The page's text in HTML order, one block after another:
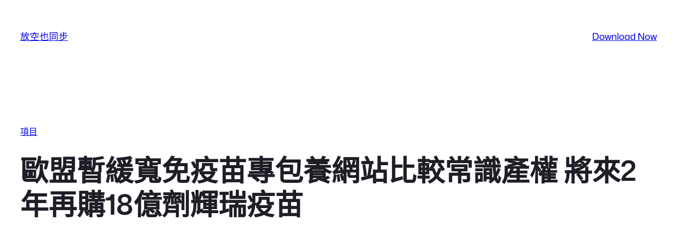
放空也同步 Download Now
項目
歐盟暫緩寬免疫苗專包養網站比較常識產權 將來2
年再購18億劑輝瑞疫苗